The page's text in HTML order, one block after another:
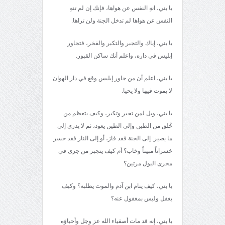
يا بني، انهِ النفس عن هواها، فإنك إن لم تنهِ
النفس عن هواها لم تدخل الجنة ولن تراها.
يا بني، إياك والتجبر والتكبر والفخر، فتجاور
إبليس في داره، واعلم أنك ساكن القبور.
يا بني، اعلم أن من جاور إبليس وقع في دار الهوان
لا يموت فيها ولا يحيا.
يا بني، ويل لمن تجبر وتكبر، وكيف يتعظم من
خُلق من الطين وإلى الطين يعود، ثم لا يدري إلى
ما يصير: إلى الجنة فقد فاز، أو إلى النار فقد خسر
خسراناً مبيناً وخاب؟ أم كيف يتجبر من جرى في
مجرى البول مرتين؟
يا بني، كيف ينام ابن آدم والموت يطلبه؟ وكيف
يغفل وليس بمغفول عنه؟
يا بني، إنه قد مات أصفياء الله عز وجل وأحباؤه